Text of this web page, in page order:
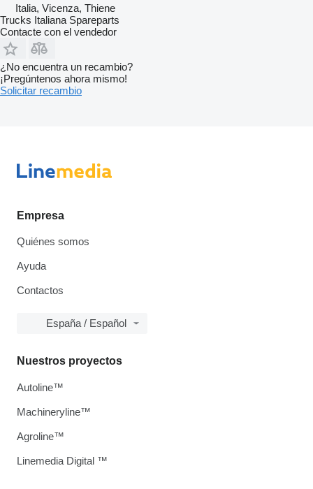
Italia, Vicenza, Thiene
Trucks Italiana Spareparts
Contacte con el vendedor
¿No encuentra un recambio?
¡Pregúntenos ahora mismo!
Solicitar recambio
Empresa
Quiénes somos
Ayuda
Contactos
España / Español
Nuestros proyectos
Autoline™
Machineryline™
Agroline™
Linemedia Digital ™